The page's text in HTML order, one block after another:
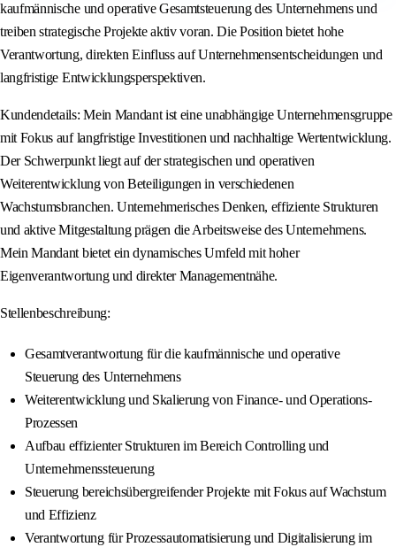
kaufmännische und operative Gesamtsteuerung des Unternehmens und
treiben strategische Projekte aktiv voran. Die Position bietet hohe
Verantwortung, direkten Einfluss auf Unternehmensentscheidungen und
langfristige Entwicklungsperspektiven.
Kundendetails: Mein Mandant ist eine unabhängige Unternehmensgruppe
mit Fokus auf langfristige Investitionen und nachhaltige Wertentwicklung.
Der Schwerpunkt liegt auf der strategischen und operativen
Weiterentwicklung von Beteiligungen in verschiedenen
Wachstumsbranchen. Unternehmerisches Denken, effiziente Strukturen
und aktive Mitgestaltung prägen die Arbeitsweise des Unternehmens.
Mein Mandant bietet ein dynamisches Umfeld mit hoher
Eigenverantwortung und direkter Managementnähe.
Stellenbeschreibung:
Gesamtverantwortung für die kaufmännische und operative
Steuerung des Unternehmens
Weiterentwicklung und Skalierung von Finance- und Operations-
Prozessen
Aufbau effizienter Strukturen im Bereich Controlling und
Unternehmenssteuerung
Steuerung bereichsübergreifender Projekte mit Fokus auf Wachstum
und Effizienz
Verantwortung für Prozessautomatisierung und Digitalisierung im